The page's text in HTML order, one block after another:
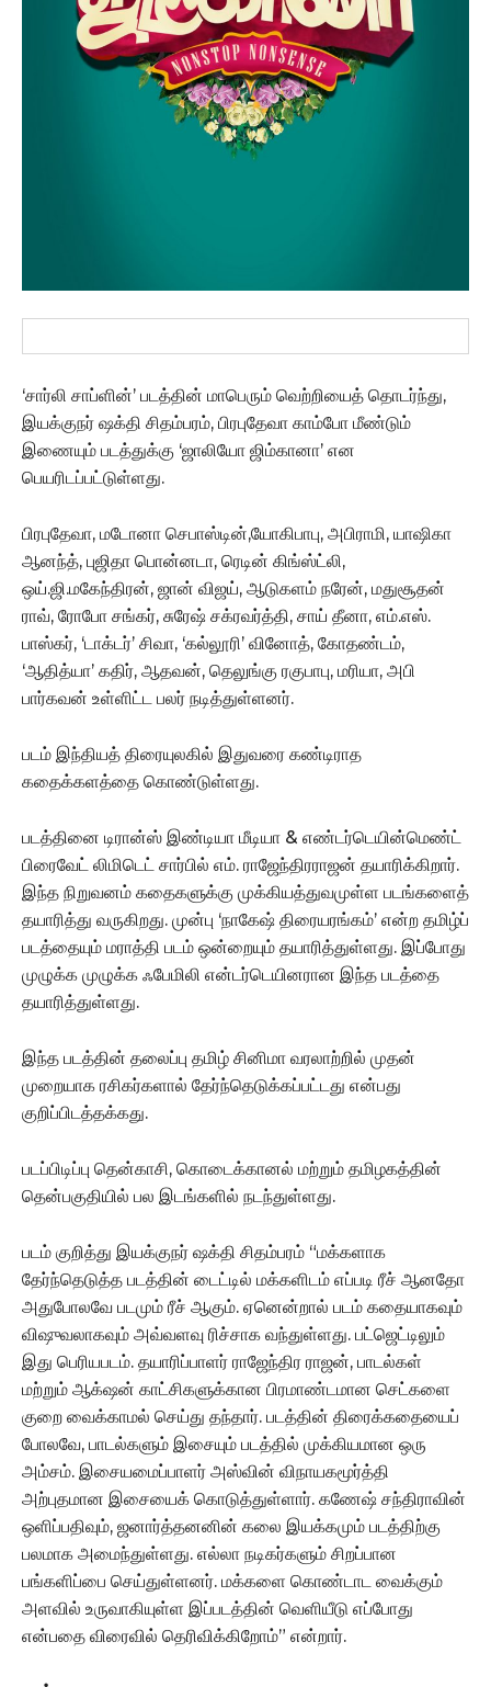
‘சார்லி சாப்ளின்’ படத்தின் மாபெரும் வெற்றியைத் தொடர்ந்து,
இயக்குநர் ஷக்தி சிதம்பரம், பிரபுதேவா காம்போ மீண்டும்
இணையும் படத்துக்கு ‘ஜாலியோ ஜிம்கானா’ என
பெயரிடப்பட்டுள்ளது.
பிரபுதேவா, மடோனா செபாஸ்டின்,யோகிபாபு, அபிராமி, யாஷிகா
ஆனந்த், புஜிதா பொன்னடா, ரெடின் கிங்ஸ்ட்லி,
ஒய்.ஜி.மகேந்திரன், ஜான் விஜய், ஆடுகளம் நரேன், மதுசூதன்
ராவ், ரோபோ சங்கர், சுரேஷ் சக்ரவர்த்தி, சாய் தீனா, எம்.எஸ்.
பாஸ்கர், ‘டாக்டர்’ சிவா, ‘கல்லூரி’ வினோத், கோதண்டம்,
‘ஆதித்யா’ கதிர், ஆதவன், தெலுங்கு ரகுபாபு, மரியா, அபி
பார்கவன் உள்ளிட்ட பலர் நடித்துள்ளனர்.
படம் இந்தியத் திரையுலகில் இதுவரை கண்டிராத
கதைக்களத்தை கொண்டுள்ளது.
படத்தினை டிரான்ஸ் இண்டியா மீடியா & எண்டர்டெயின்மெண்ட்
பிரைவேட் லிமிடெட் சார்பில் எம். ராஜேந்திரராஜன் தயாரிக்கிறார்.
இந்த நிறுவனம் கதைகளுக்கு முக்கியத்துவமுள்ள படங்களைத்
தயாரித்து வருகிறது. முன்பு ‘நாகேஷ் திரையரங்கம்’ என்ற தமிழ்ப்
படத்தையும் மராத்தி படம் ஒன்றையும் தயாரித்துள்ளது. இப்போது
முழுக்க முழுக்க ஃபேமிலி என்டர்டெயினரான இந்த படத்தை
தயாரித்துள்ளது.
இந்த படத்தின் தலைப்பு தமிழ் சினிமா வரலாற்றில் முதன்
முறையாக ரசிகர்களால் தேர்ந்தெடுக்கப்பட்டது என்பது
குறிப்பிடத்தக்கது.
படப்பிடிப்பு தென்காசி, கொடைக்கானல் மற்றும் தமிழகத்தின்
தென்பகுதியில் பல இடங்களில் நடந்துள்ளது.
படம் குறித்து இயக்குநர் ஷக்தி சிதம்பரம் “மக்களாக
தேர்ந்தெடுத்த படத்தின் டைட்டில் மக்களிடம் எப்படி ரீச் ஆனதோ
அதுபோலவே படமும் ரீச் ஆகும். ஏனென்றால் படம் கதையாகவும்
விஷுவலாகவும் அவ்வளவு ரிச்சாக வந்துள்ளது. பட்ஜெட்டிலும்
இது பெரியபடம். தயாரிப்பாளர் ராஜேந்திர ராஜன், பாடல்கள்
மற்றும் ஆக்‌ஷன் காட்சிகளுக்கான பிரமாண்டமான செட்களை
குறை வைக்காமல் செய்து தந்தார். படத்தின் திரைக்கதையைப்
போலவே, பாடல்களும் இசையும் படத்தில் முக்கியமான ஒரு
அம்சம். இசையமைப்பாளர் அஸ்வின் விநாயகமூர்த்தி
அற்புதமான இசையைக் கொடுத்துள்ளார். கணேஷ் சந்திராவின்
ஒளிப்பதிவும், ஜனார்த்தனனின் கலை இயக்கமும் படத்திற்கு
பலமாக அமைந்துள்ளது. எல்லா நடிகர்களும் சிறப்பான
பங்களிப்பை செய்துள்ளனர். மக்களை கொண்டாட வைக்கும்
அளவில் உருவாகியுள்ள இப்படத்தின் வெளியீடு எப்போது
என்பதை விரைவில் தெரிவிக்கிறோம்” என்றார்.